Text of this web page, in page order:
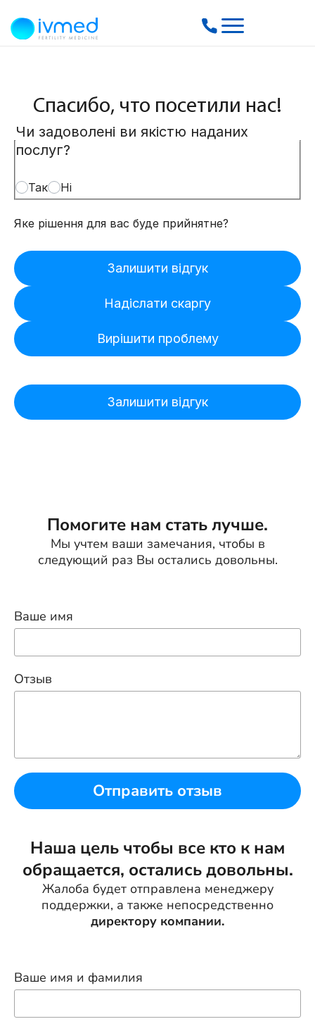
Спасибо, что посетили нас!
Чи задоволені ви якістю наданих
послуг?
Так Ні
Яке рішення для вас буде прийнятне?
Залишити відгук
Надіслати скаргу
Вирішити проблему
Залишити відгук
Помогите нам стать лучше.
Мы учтем ваши замечания, чтобы в
следующий раз Вы остались довольны.
Ваше имя
Отзыв
Отправить отзыв
Наша цель чтобы все кто к нам
обращается, остались довольны.
Жалоба будет отправлена менеджеру
поддержки, а также непосредственно
директору компании.
Ваше имя и фамилия